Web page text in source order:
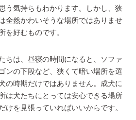
う気持ちもわかります。しかし、狭
全然かわいそうな場所ではありませ
を好むものです。
ちは、昼寝の時間になると、ソファ
ンの下段など、狭くて暗い場所を選
の時期だけではありません。成犬に
は犬たちにとっては安心できる場所
けを見張っていればいいからです。